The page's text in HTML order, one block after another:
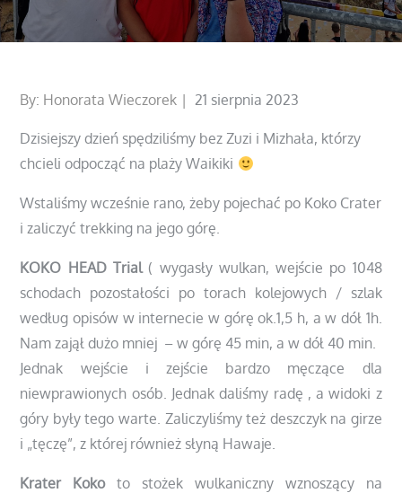
By: Honorata Wieczorek
Posted
21 sierpnia 2023
Dzisiejszy dzień spędziliśmy bez Zuzi i Mizhała, którzy
chcieli odpocząć na plaży Waikiki
Wstaliśmy wcześnie rano, żeby pojechać po Koko Crater
i zaliczyć trekking na jego górę.
KOKO HEAD Trial( wygasły wulkan, wejście po 1048
schodach pozostałości po torach kolejowych / szlak
według opisów w internecie w górę ok.1,5 h, a w dół 1h.
Nam zajął dużo mniej – w górę 45 min, a w dół 40 min.
Jednak wejście i zejście bardzo męczące dla
niewprawionych osób. Jednak daliśmy radę , a widoki z
góry były tego warte. Zaliczyliśmy też deszczyk na girze
i „tęczę”, z której również słyną Hawaje.
Krater Kokoto stożek wulkaniczny wznoszący na